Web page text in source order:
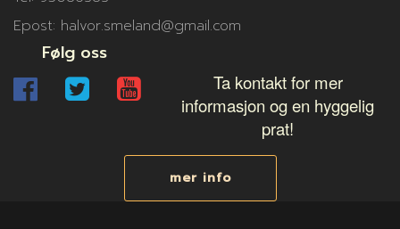
Epost: halvor.smeland@gmail.com
Følg oss
Ta kontakt for mer
informasjon og en hyggelig
prat!
mer info